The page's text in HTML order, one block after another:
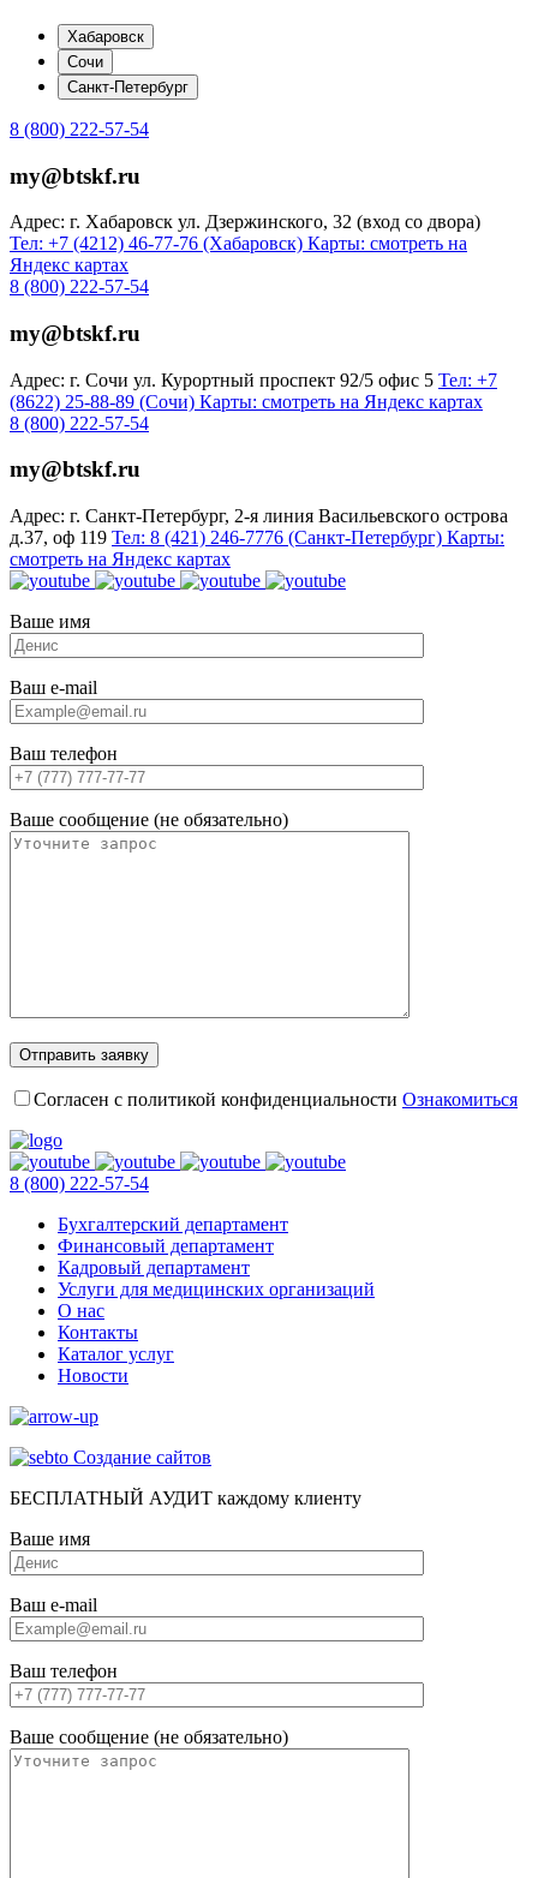
Хабаровск
Сочи
Санкт-Петербург
8 (800) 222-57-54
my@btskf.ru
Адрес: г. Хабаровск ул. Дзержинского, 32 (вход со двора)
Тел: +7 (4212) 46-77-76 (Хабаровск) Карты: смотреть на
Яндекс картах
8 (800) 222-57-54
my@btskf.ru
Адрес: г. Сочи ул. Курортный проспект 92/5 офис 5 Тел: +7
(8622) 25-88-89 (Сочи) Карты: смотреть на Яндекс картах
8 (800) 222-57-54
my@btskf.ru
Адрес: г. Санкт-Петербург, 2-я линия Васильевского острова
д.37, оф 119 Тел: 8 (421) 246-7776 (Санкт-Петербург) Карты:
смотреть на Яндекс картах
Ваше имя
Ваш e-mail
Ваш телефон
Ваше сообщение (не обязательно)
Согласен с политикой конфиденциальности Ознакомиться
8 (800) 222-57-54
Бухгалтерский департамент
Финансовый департамент
Кадровый департамент
Услуги для медицинских организаций
О нас
Контакты
Каталог услуг
Новости
Создание сайтов
БЕСПЛАТНЫЙ АУДИТ каждому клиенту
Ваше имя
Ваш e-mail
Ваш телефон
Ваше сообщение (не обязательно)